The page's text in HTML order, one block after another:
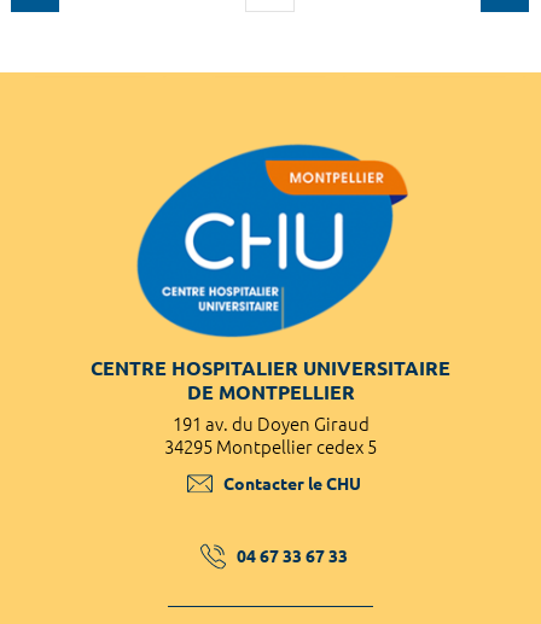
CENTRE HOSPITALIER UNIVERSITAIRE
DE MONTPELLIER
191 av. du Doyen Giraud
34295 Montpellier cedex 5
Contacter le CHU
04 67 33 67 33